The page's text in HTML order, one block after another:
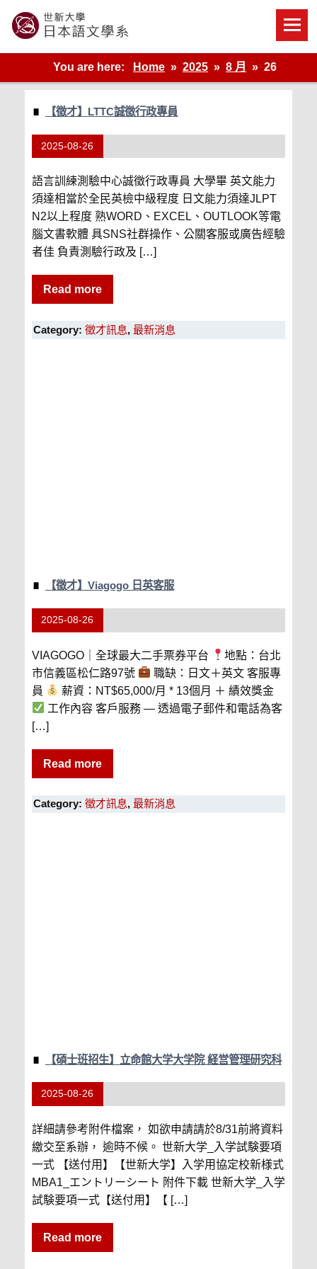
content
世新大學教學單位的網站
You are here:
Home 2025 8 月 26
【徵才】LTTC誠徵行政專員
2025-08-26
語言訓練測驗中心誠徵行政專員 大學畢 英文能力
須達相當於全民英檢中級程度 日文能力須達JLPT
N2以上程度 熟WORD、EXCEL、OUTLOOK等電
腦文書軟體 具SNS社群操作、公關客服或廣告經驗
者佳 負責測驗行政及 […]
Read more
Category: 徵才訊息, 最新消息
【徵才】Viagogo 日英客服
2025-08-26
VIAGOGO｜全球最大二手票券平台
地點：台北
市信義區松仁路97號
職缺：日文＋英文 客服專
員
薪資：NT$65,000/月 * 13個月 ＋ 績效獎金
工作內容 客戶服務 — 透過電子郵件和電話為客
[…]
Read more
Category: 徵才訊息, 最新消息
【碩士班招生】立命館大学大学院 経営管理研究科
2025-08-26
詳細請參考附件檔案， 如欲申請請於8/31前將資料
繳交至系辦， 逾時不候。 世新大学_入学試験要項
一式 【送付用】【世新大学】入学用協定校新様式
MBA1_エントリーシート 附件下載 世新大学_入学
試験要項一式【送付用】【 […]
Read more